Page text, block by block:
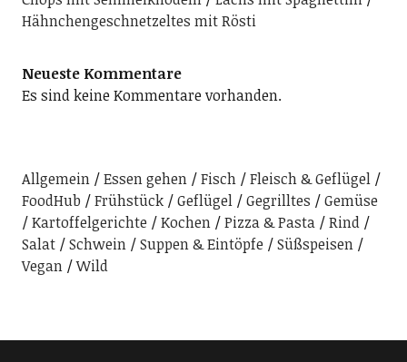
Hähnchengeschnetzeltes mit Rösti
Neueste Kommentare
Es sind keine Kommentare vorhanden.
Allgemein Essen gehen Fisch
Fleisch & Geflügel
FoodHub
Frühstück Geflügel Gegrilltes
Gemüse
Kartoffelgerichte
Kochen Pizza & Pasta
Rind
Salat
Schwein Suppen & Eintöpfe
Süßspeisen
Vegan
Wild